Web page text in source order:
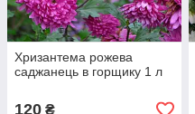
Хризантема рожева
саджанець в горщику 1 л
120 ₴